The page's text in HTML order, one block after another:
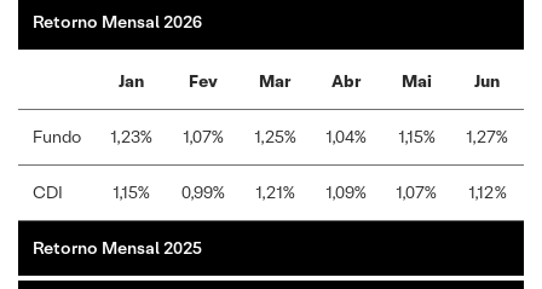
Retorno Mensal 2026
Jan Fev Mar Abr Mai Jun
Fundo 1,23% 1,07% 1,25% 1,04% 1,15% 1,27%
CDI 1,15% 0,99% 1,21% 1,09% 1,07% 1,12%
Retorno Mensal 2025